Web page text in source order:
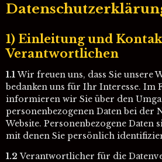
1) Einleitung und
Verantwortlichen
1.1Wir freuen uns, dass Sie unsere
bedanken uns für Ihr Interesse. Im
informieren wir Sie über den
personenbezogenen Daten bei der
Website. Personenbezogene Daten
mit denen Sie persönlich
1.2 Verantwortlicher für die